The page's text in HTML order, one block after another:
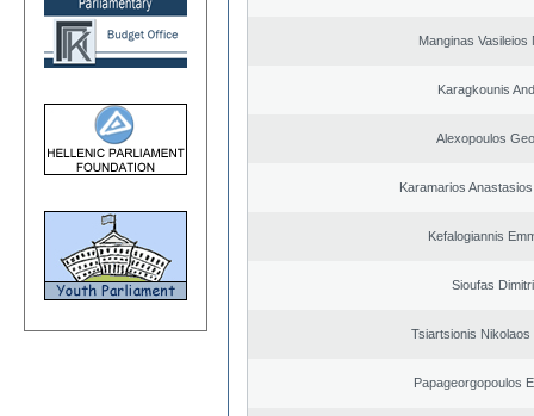
Manginas Vasileios
Karagkounis
Alexopoulos
Karamarios
Kefalogiannis
Sioufas
Tsiartsionis Nikolaos
Papageorgopoulos